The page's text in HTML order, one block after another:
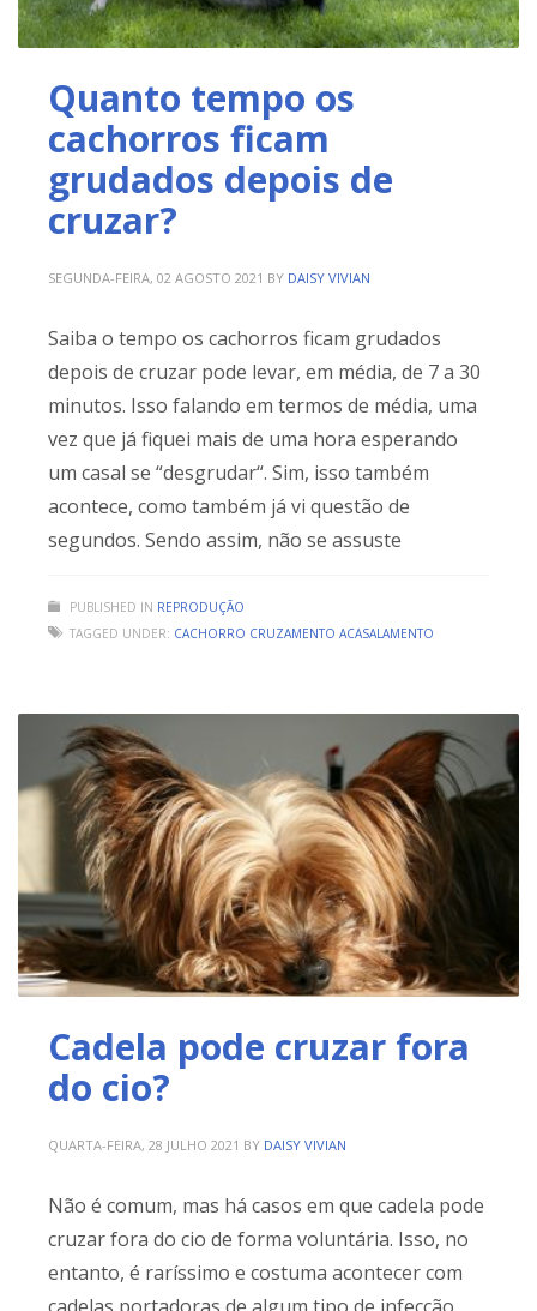
Quanto tempo os
cachorros ficam
grudados depois de
cruzar?
SEGUNDA-FEIRA, 02 AGOSTO 2021 BY DAISY VIVIAN
Saiba o tempo os cachorros ficam grudados
depois de cruzar pode levar, em média, de 7 a 30
minutos. Isso falando em termos de média, uma
vez que já fiquei mais de uma hora esperando
um casal se “desgrudar“. Sim, isso também
acontece, como também já vi questão de
segundos. Sendo assim, não se assuste
PUBLISHED IN REPRODUÇÃO
TAGGED UNDER: CACHORRO CRUZAMENTO ACASALAMENTO
Cadela pode cruzar fora
do cio?
QUARTA-FEIRA, 28 JULHO 2021 BY DAISY VIVIAN
Não é comum, mas há casos em que cadela pode
cruzar fora do cio de forma voluntária. Isso, no
entanto, é raríssimo e costuma acontecer com